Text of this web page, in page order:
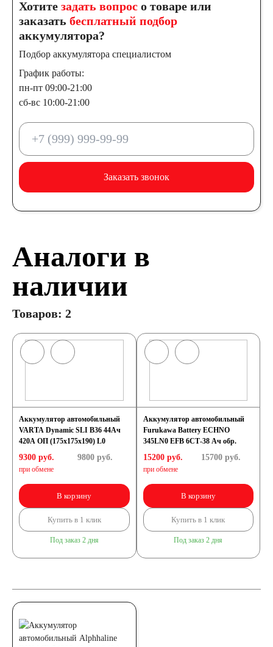
Хотите задать вопрос о товаре или
заказать бесплатный подбор
аккумулятора?
Подбор аккумулятора специалистом
График работы:
пн-пт 09:00-21:00
сб-вс 10:00-21:00
Заказать звонок
Аналоги в
наличии
Товаров: 2
Аккумулятор автомобильный
VARTA Dynamic SLI B36 44Ач
420А ОП (175х175х190) L0
9300 руб.
при обмене
9800руб.
В корзину
Купить в 1 клик
Под заказ 2 дня
Аккумулятор автомобильный
Furukawa Battery ECHNO
345LN0 EFB 6СТ-38 Ач обр.
15200 руб.
при обмене
15700 руб.
В корзину
Купить в 1 клик
Под заказ 2 дня